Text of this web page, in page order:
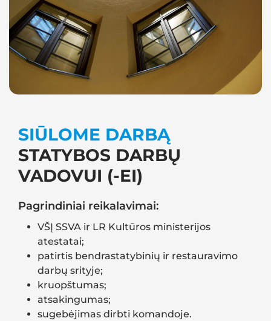
SIŪLOME DARBĄ
STATYBOS DARBŲ
VADOVUI (-EI)
Pagrindiniai reikalavimai:
VŠĮ SSVA ir LR Kultūros ministerijos
atestatai;
patirtis bendrastatybinių ir restauravimo
darbų srityje;
kruopštumas;
atsakingumas;
sugebėjimas dirbti komandoje.